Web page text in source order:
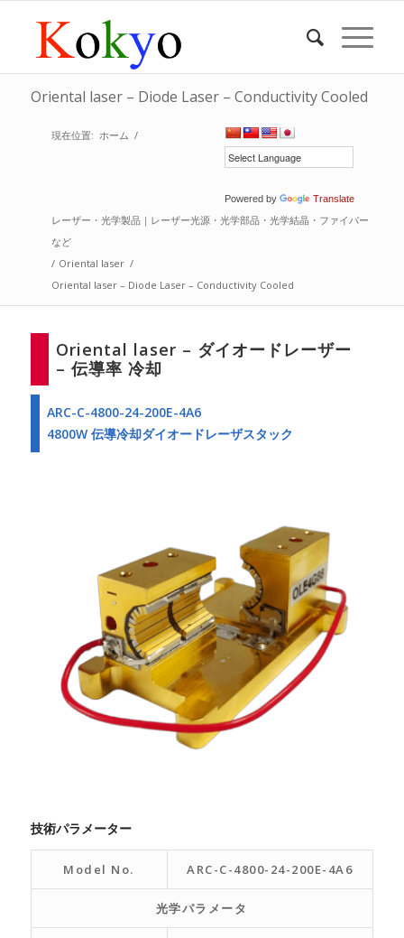
Oriental laser – Diode Laser – Conductivity Cooled
Powered by Translate
現在位置: ホーム /
レーザー・光学製品｜レーザー光源・光学部品・光学結晶・ファイバー
など
/ Oriental laser /
Oriental laser – Diode Laser – Conductivity Cooled
Oriental laser – ダイオードレーザー
– 伝導率 冷却
ARC-C-4800-24-200E-4A6
4800W 伝導冷却ダイオードレーザスタック
技術パラメーター
Model No. ARC-C-4800-24-200E-4A6
光学パラメータ